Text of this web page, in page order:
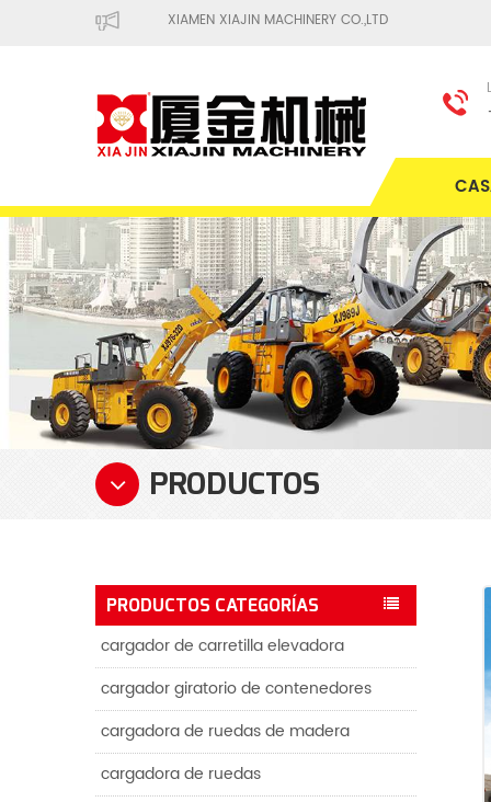
XIAMEN XIAJIN MACHINERY CO.,LTD
PRODUCTOS
PRODUCTOS CATEGORÍAS
cargador de carretilla elevadora
cargador giratorio de contenedores
cargadora de ruedas de madera
cargadora de ruedas